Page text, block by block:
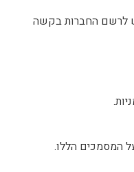
לרשם החברות בקשה
המסמכים הללו.